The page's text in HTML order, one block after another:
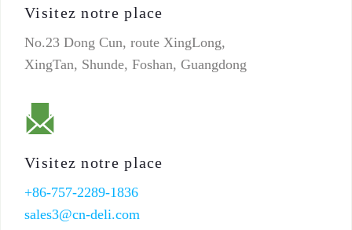
Visitez notre place
No.23 Dong Cun, route XingLong,
XingTan, Shunde, Foshan, Guangdong
Visitez notre place
+86-757-2289-1836
sales3@cn-deli.com